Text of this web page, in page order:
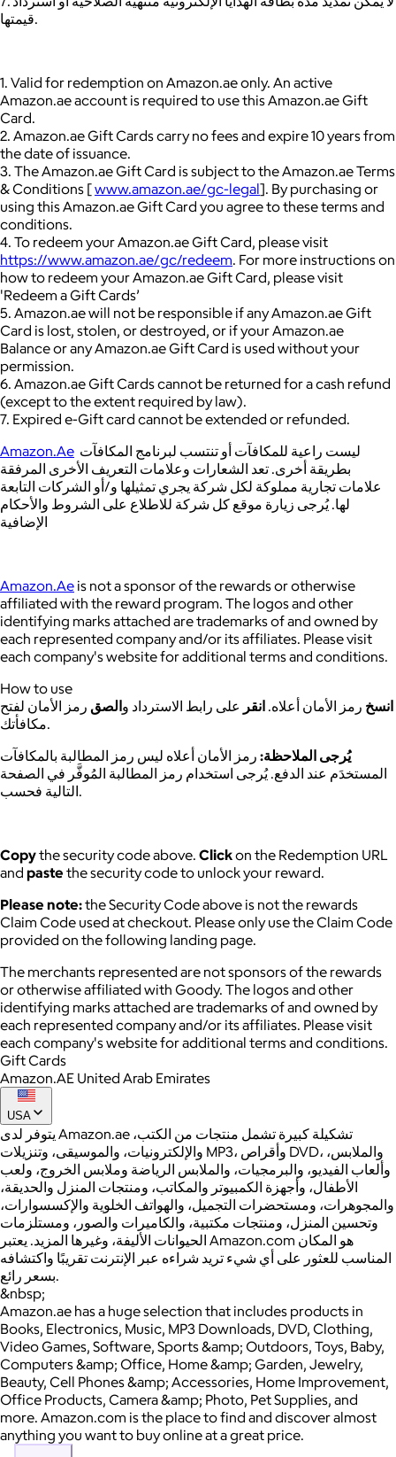
قيمتها.
1. Valid for redemption on Amazon.ae only. An active
Amazon.ae account is required to use this Amazon.ae Gift
Card.
2. Amazon.ae Gift Cards carry no fees and expire 10 years from
the date of issuance.
3. The Amazon.ae Gift Card is subject to the Amazon.ae Terms
& Conditions [www.amazon.ae/gc-legal]. By purchasing or
using this Amazon.ae Gift Card you agree to these terms and
conditions.
4. To redeem your Amazon.ae Gift Card, please visit
https://www.amazon.ae/gc/redeem. For more instructions on
how to redeem your Amazon.ae Gift Card, please visit
'Redeem a Gift Cards’
5. Amazon.ae will not be responsible if any Amazon.ae Gift
Card is lost, stolen, or destroyed, or if your Amazon.ae
Balance or any Amazon.ae Gift Card is used without your
permission.
6. Amazon.ae Gift Cards cannot be returned for a cash refund
(except to the extent required by law).
7. Expired e-Gift card cannot be extended or refunded.
Amazon.Ae
بطريقة أخرى. تعد الشعارات وعلامات التعريف الأخرى المرفقة
علامات تجارية مملوكة لكل شركة يجري تمثيلها و/أو الشركات التابعة
لها. يُرجى زيارة موقع كل شركة للاطلاع على الشروط والأحكام
الإضافية
Amazon.Ae is not a sponsor of the rewards or otherwise
affiliated with the reward program. The logos and other
identifying marks attached are trademarks of and owned by
each represented company and/or its affiliates. Please visit
each company's website for additional terms and conditions.
How to use
انسخ رمز الأمان أعلاه. انقر على رابط الاسترداد والصق رمز الأمان لفتح
مكافأتك.
يُرجى الملاحظة: رمز الأمان أعلاه ليس رمز المطالبة بالمكافآت
المستخدَم عند الدفع. يُرجى استخدام رمز المطالبة المُوفَّر في الصفحة
التالية فحسب.
Copythe security code above. Clickon the Redemption URL
and paste the security code to unlock your reward.
Please note:the Security Code above is not the rewards
Claim Code used at checkout. Please only use the Claim Code
provided on the following landing page.
The merchants represented are not sponsors of the rewards
or otherwise affiliated with Goody. The logos and other
identifying marks attached are trademarks of and owned by
each represented company and/or its affiliates. Please visit
each company's website for additional terms and conditions.
Gift Cards
Amazon.AE United Arab Emirates
USA
يتوفر لدى Amazon.ae تشكيلة كبيرة تشمل منتجات من الكتب،
والإلكترونيات، والموسيقى، وتنزيلات MP3، وأقراص DVD، والملابس،
وألعاب الفيديو، والبرمجيات، والملابس الرياضة وملابس الخروج، ولعب
الأطفال، وأجهزة الكمبيوتر والمكاتب، ومنتجات المنزل والحديقة،
والمجوهرات، ومستحضرات التجميل، والهواتف الخلوية والإكسسوارات،
وتحسين المنزل، ومنتجات مكتبية، والكاميرات والصور، ومستلزمات
الحيوانات الأليفة، وغيرها المزيد. يعتبر Amazon.com هو المكان
المناسب للعثور على أي شيء تريد شراءه عبر الإنترنت تقريبًا واكتشافه
بسعر رائع.
&nbsp;
Amazon.ae has a huge selection that includes products in
Books, Electronics, Music, MP3 Downloads, DVD, Clothing,
Video Games, Software, Sports &amp; Outdoors, Toys, Baby,
Computers &amp; Office, Home &amp; Garden, Jewelry,
Beauty, Cell Phones &amp; Accessories, Home Improvement,
Office Products, Camera &amp; Photo, Pet Supplies, and
more. Amazon.com is the place to find and discover almost
anything you want to buy online at a great price.